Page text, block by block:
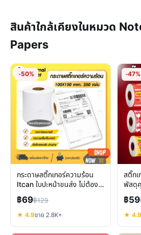
สินค้าใกล้เคียงในหมวด
Papers
-50%
กระดาษสติ๊กเกอร์ความร้อน
Itcan ใบปะหน้าขนส่ง ไม่ต้องใช้
หมึก พิมพ์ชัด ลอกง่าย
฿69฿129
★ 4.9ขาย 2.8K+
-47%
สติ๊ก
พัสดุ
แน่น
ส่ง
฿59
★ 4.9